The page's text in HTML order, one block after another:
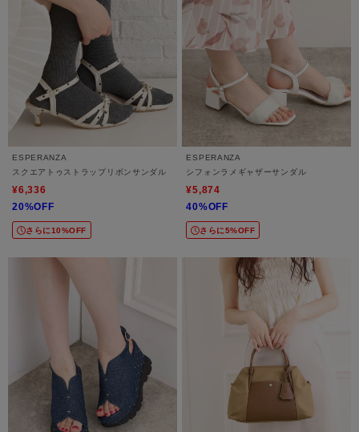
ESPERANZA
スクエアトゥストラップリボンサンダル
¥6,336
20%OFF
さらに10%OFF
ESPERANZA
シフォンラメギャザーサンダル
¥5,874
40%OFF
さらに5%OFF